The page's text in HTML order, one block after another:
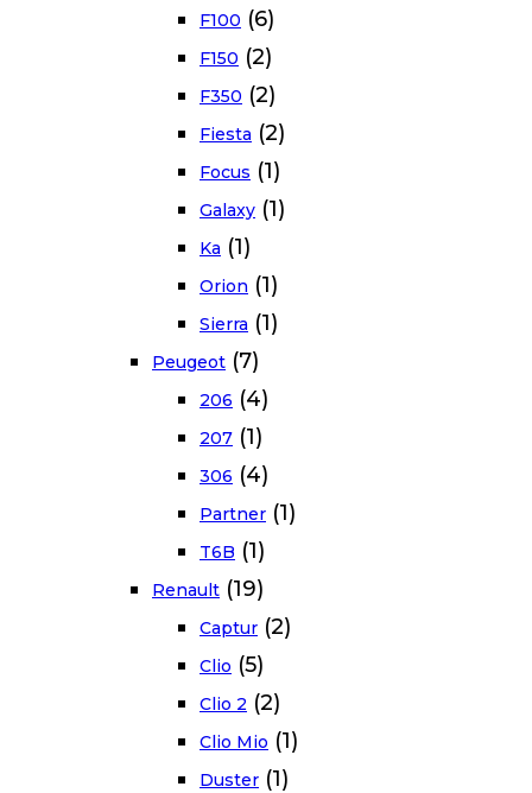
F100 (6)
F150 (2)
F350 (2)
Fiesta (2)
Focus (1)
Galaxy (1)
Ka (1)
Orion (1)
Sierra (1)
Peugeot (7)
206 (4)
207 (1)
306 (4)
Partner (1)
T6B (1)
Renault (19)
Captur (2)
Clio (5)
Clio 2 (2)
Clio Mio (1)
Duster (1)